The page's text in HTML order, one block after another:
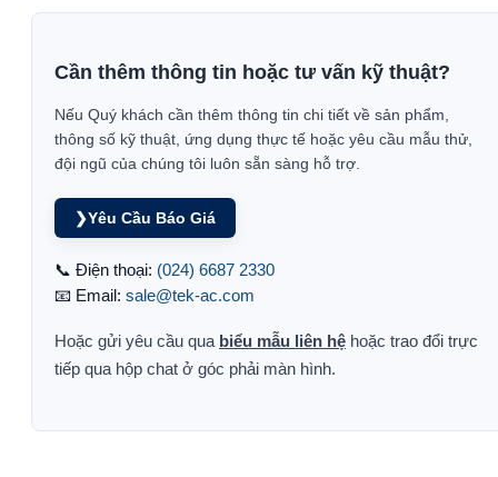
Cần thêm thông tin hoặc tư vấn kỹ thuật?
Nếu Quý khách cần thêm thông tin chi tiết về sản phẩm,
thông số kỹ thuật, ứng dụng thực tế hoặc yêu cầu mẫu thử,
đội ngũ của chúng tôi luôn sẵn sàng hỗ trợ.
❯Yêu Cầu Báo Giá
📞 Điện thoại: (024) 6687 2330
📧 Email: sale@tek-ac.com
Hoặc gửi yêu cầu qua biểu mẫu liên hệ hoặc trao đổi trực
tiếp qua hộp chat ở góc phải màn hình.